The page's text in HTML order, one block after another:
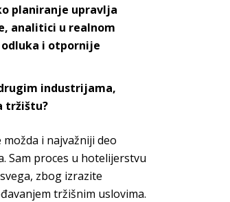
planiranje upravlja
analitici u realnom
odluka i otpornije
industrijama,
tržištu?
i najvažniji deo
Sam proces u hotelijerstvu
zbog izrazite
tržišnim uslovima.